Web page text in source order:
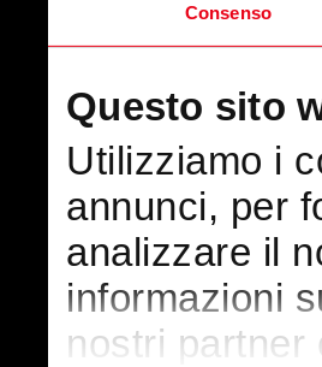
Consenso
Questo sito
Utilizziamo i
annunci, per
analizzare il
informazioni
nostri partner